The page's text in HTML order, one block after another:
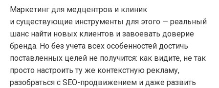
Маркетинг для медцентров и клиник
и существующие инструменты для этого — реальный
шанс найти новых клиентов и завоевать доверие
бренда. Но без учета всех особенностей достичь
поставленных целей не получится: как видите, не так
просто настроить ту же контекстную рекламу,
разобраться с SEO-продвижением и даже развить